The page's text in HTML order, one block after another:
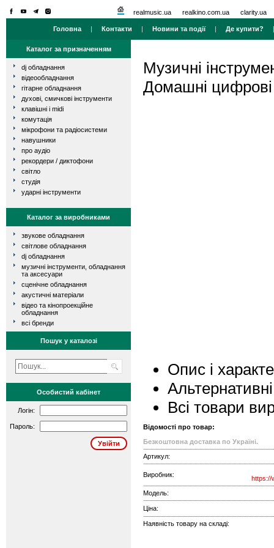
realmusic.ua realkino.com.ua clarity.ua
Головна | Контакти | Новини та події| Де купити?
Каталог за призначенням
dj обладнання
відеообладнання
гітарне обладнання
духові, смичкові інструменти
клавішні і midi
комутація
мікрофони та радіосистеми
навушники
про аудіо
рекордери / диктофони
світло
студія
ударні інструменти
Каталог за виробниками
звукове обладнання
світлове обладнання
dj обладнання
музичні інструменти, обладнання
та аксесуари
сценічне обладнання
акустичні матеріали
відео та кінопроекційне
обладнання
всі бренди
Пошук у каталозі
Особистий кабінет
Логін:
Пароль:
Музичні
Домашні цифрові
Опис і
Всі товари
Відомості про товар:
Безкоштовна доставка по Україні.
Артикул:
Виробник:
https://
Модель:
Ціна:
Наявність товару на складі: